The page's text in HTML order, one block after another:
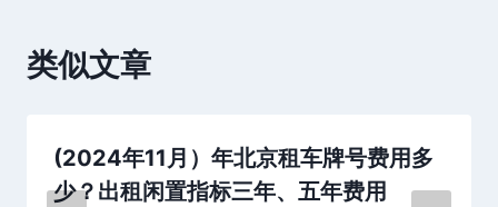
类似文章
(2024年11月）年北京租车牌号费用多
少？出租闲置指标三年、五年费用